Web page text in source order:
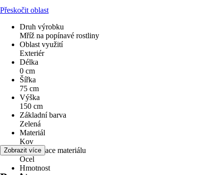
Přeskočit oblast
Druh výrobku
Mříž na popínavé rostliny
Oblast využití
Exteriér
Délka
0 cm
Šířka
75 cm
Výška
150 cm
Základní barva
Zelená
Materiál
Kov
Specifikace materiálu
Ocel
Hmotnost
Zobrazit více